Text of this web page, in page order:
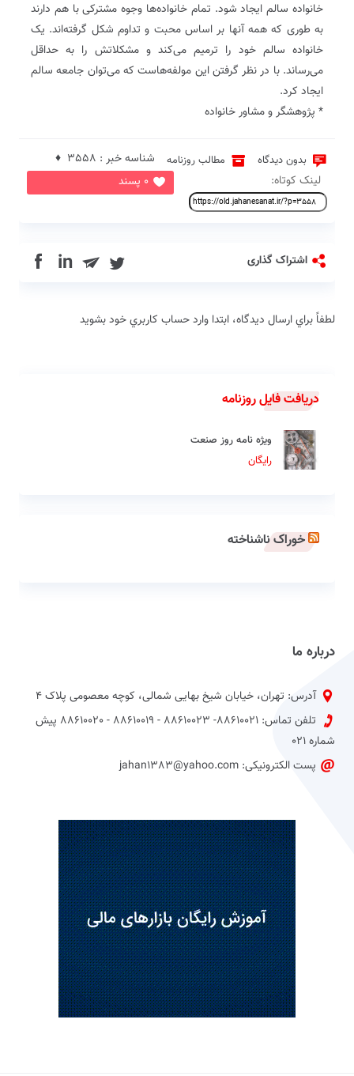
خانواده سالم ایجاد شود. تمام خانواده‌ها وجوه مشترکی با هم دارند
به طوری که همه آنها بر اساس محبت و تداوم شکل گرفته‌اند. یک
خانواده سالم خود را ترمیم می‌کند و مشکلاتش را به حداقل
می‌رساند. با در نظر گرفتن این مولفه‌هاست که می‌توان جامعه سالم
ایجاد کرد.
* پژوهشگر و مشاور خانواده
بدون دیدگاه مطالب روزنامه
0 پسند
شناسه خبر : 3558 ♦
لینک کوتاه:
اشتراک گذاری in
لطفاً براي ارسال دیدگاه، ابتدا وارد حساب كاربري خود بشويد
دریافت فایل روزنامه
ویژه نامه روز صنعت
رایگان
خوراک ناشناخته
درباره ما
آدرس: تهران، خیابان شیخ بهایی شمالی، کوچه معصومی پلاک 4
تلفن تماس: 88610021- 88610023 - 88610019 - 88610020 پیش
شماره 021
پست الکترونیکی: jahan1383@yahoo.com